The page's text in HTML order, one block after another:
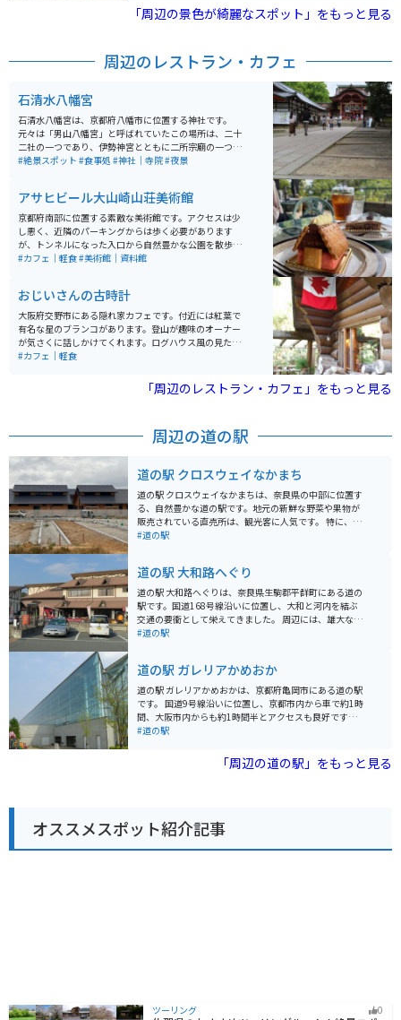
は鶴岡八幡宮とともに、日本三大八幡宮の一つとされて
います。宮中の四方拝で遥拝されるこの神社は、ツーリ
「周辺の景色が綺麗なスポット」をもっと見る
周辺のレストラン・カフェ
石清水八幡宮
石清水八幡宮は、京都府八幡市に位置する神社です。
元々は「男山八幡宮」と呼ばれていたこの場所は、二十
二社の一つであり、伊勢神宮とともに二所宗廟の一つと
なっています。 旧社格は官幣大社で、現在は神社本庁の
います。宮中の四方拝で遥拝されるこの神社は、ツーリ
ングやバイクで訪れた旅行者にも人気の場所です。
#絶景スポット #食事処 #神社｜寺院#夜景
アサヒビール大山崎山荘美術館
京都府南部に位置する素敵な美術館です。アクセスは少
し悪く、近隣のパーキングからは歩く必要があります
が、トンネルになった入口から自然豊かな公園を散歩す
ることができ、晴れている時は気持ちが良いです。美術
#カフェ｜軽食#美術館｜資料館
おじいさんの古時計
大阪府交野市にある隠れ家カフェです。付近には紅葉で
有名な星のブランコがあります。登山が趣味のオーナー
が気さくに話しかけてくれます。ログハウス風の見た目
で雰囲気、味、接客すべて満足させてくれる穴場カフェ
#カフェ｜軽食
「周辺のレストラン・カフェ」をもっと見る
周辺の道の駅
道の駅 クロスウェイなかまち
道の駅 クロスウェイなかまちは、奈良県の中部に位置す
る、自然豊かな道の駅です。地元の新鮮な野菜や果物が
販売されている直売所は、観光客に人気です。 特に、奈
良県産のブランドイチゴ「あすかルビー」や「古都華」
の駅周辺には、歴史的な寺院や美しい自然を楽しめるス
ポットが点在しているので、ツーリングの拠点としても
最適です。
#道の駅
道の駅 大和路へぐり
道の駅 大和路へぐりは、奈良県生駒郡平群町にある道の
駅です。国道168号線沿いに位置し、大和と河内を結ぶ
交通の要衝として栄えてきました。 周辺には、雄大な自
然が広がり、ハイキングやサイクリングに最適なコース
味わえるレストランがあります。 バイクで訪れる際は、
広々とした駐車場があるので安心です。また、周辺に
は、信貴生駒スカイラインなど、景色を楽しむことがで
きるワインディングロードも多いため、ツーリングの拠
点としても最適です。 道の駅 大和路へぐり周辺には、歴
る張子の虎で知られており、一見の価値があります。
#道の駅
道の駅 ガレリアかめおか
道の駅 ガレリアかめおかは、京都府亀岡市にある道の駅
です。 国道9号線沿いに位置し、京都市内から車で約1時
間、大阪市内からも約1時間半とアクセスも良好です。
地元亀岡の新鮮な野菜や特産品を販売する農産物直売
産コーナーなどがあります。 特に、丹波栗や松茸など、
季節の食材を使った料理やスイーツはおすすめです。 ツ
ント】 * 亀岡市内や近隣地域の特産品が購入できる * 新
鮮な地元野菜が購入できる * バイクスタンドがあるの
で、ツーリングの休憩に最適 * レストランでは地元食材
#道の駅
「周辺の道の駅」をもっと見る
オススメスポット紹介記事
ツーリング 0